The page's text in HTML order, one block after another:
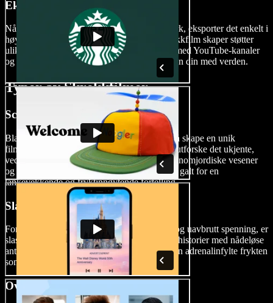
Eksporter Filmen Din
Når du har perfeksjonert ditt skrekkmesterverk, eksporter det enkelt i
høykvalitetsformater. Speechify Studios skrekkfilm skaper støtter
ulike videoformater, og sikrer kompatibilitet med YouTube-kanaler
og andre plattformer når du deler skrekkfilmen din med verden.
Typer av Skrekkfilmer
Sci-fi Skrekkfilmer
Bland sammen science fiction og skrekk for å skape en unik
filmopplevelse. Bruk sci-fi skrekkfilmer til å utforske det ukjente,
ved å inkorporere elementer av teknologi, utenomjordiske vesener
og vitenskapelige eksperimenter som har gått galt for en
tankevekkende og fryktinngytende fortelling.
Slasher Skrekkfilmer
For de som søker intense skrekkopplevelser og uavbrutt spenning, er
slasher-skrekkfilmer det perfekte valget. Lag historier med nådeløse
antagonister og intense jaktscener, som gir den adrenalinfylte frykten
som definerer slasher-sjangeren.
Overnaturlige skrekkfilmer